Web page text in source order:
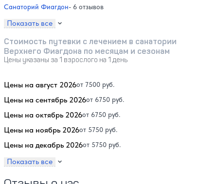
Санаторий Фиагдон- 6 отзывов
Показать все
Стоимость путевки с лечением в санатории
Верхнего Фиагдона по месяцам и сезонам
Цены указаны за 1 взрослого на 1 день
Цены на август 2026от 7500 руб.
Цены на сентябрь 2026от 6750 руб.
Цены на октябрь 2026от 6750 руб.
Цены на ноябрь 2026от 5750 руб.
Цены на декабрь 2026от 5750 руб.
Показать все